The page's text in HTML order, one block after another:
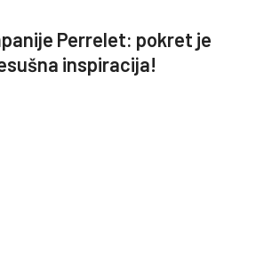
Perrelet: pokret je
inspiracija!